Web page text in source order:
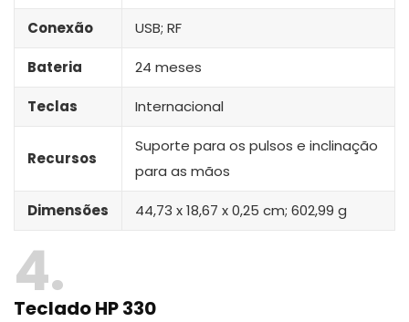
Conexão USB; RF
Bateria 24 meses
Teclas Internacional
Recursos
Suporte para os pulsos e inclinação
para as mãos
Dimensões 44,73 x 18,67 x 0,25 cm; 602,99 g
4
Teclado HP 330